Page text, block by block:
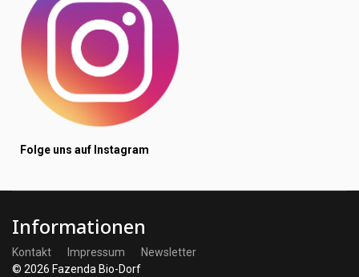
Folge uns auf Instagram
Informationen
Kontakt Impressum
Newsletter
© 2026 Fazenda Bio-Dorf